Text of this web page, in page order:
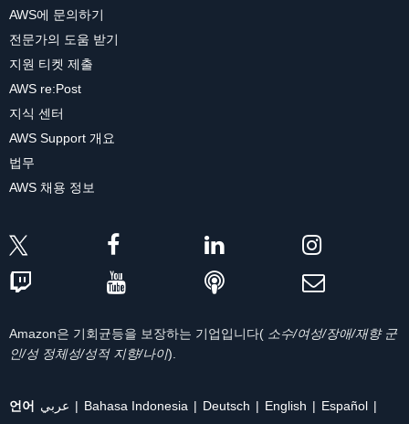
AWS에 문의하기
전문가의 도움 받기
지원 티켓 제출
AWS re:Post
지식 센터
AWS Support 개요
법무
AWS 채용 정보
Amazon은 기회균등을 보장하는 기업입니다( 소수/여성/장애/재향 군
인/성 정체성/성적 지향/나이).
언어 عربي Bahasa Indonesia Deutsch English
Español